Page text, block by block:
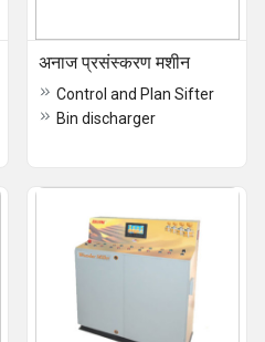
अनाज प्रसंस्करण मशीन
Control and Plan Sifter
Bin discharger